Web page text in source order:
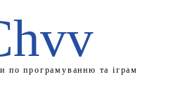
по програмуванню та іграм